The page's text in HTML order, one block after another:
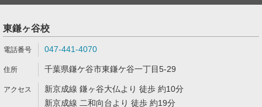
東鎌ヶ谷校
047-441-4070
千葉県鎌ケ谷市東鎌ケ谷一丁目5-29
新京成線 鎌ヶ谷大仏より 徒歩 約10分
新京成線 二和向台より 徒歩 約19分